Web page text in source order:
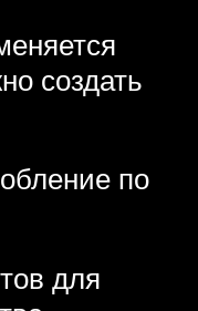
создать
по
для